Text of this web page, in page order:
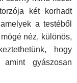
két korhadt
a testéből
néz, különös,
hogy
gyászosan